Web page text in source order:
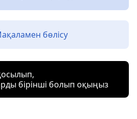
бөлісу
бірінші болып оқыңыз